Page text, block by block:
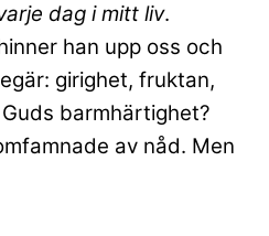
dag i mitt liv.
han upp oss och
girighet, fruktan,
barmhärtighet?
av nåd. Men